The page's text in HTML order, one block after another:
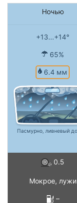
Ночью
+13...+14°
65%
6.4 мм
Пасмурно, ливневый
0.5
Мокрое, лужи
–